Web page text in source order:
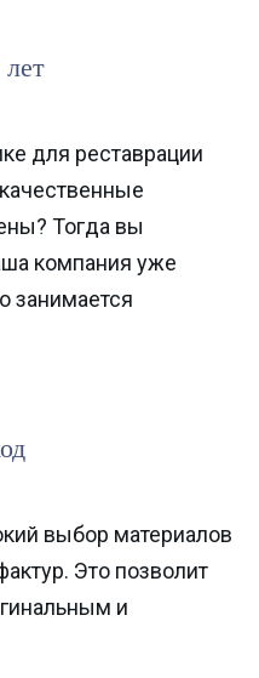
для реставрации
Тогда вы
компания уже
занимается
выбор материалов
Это позволит
и